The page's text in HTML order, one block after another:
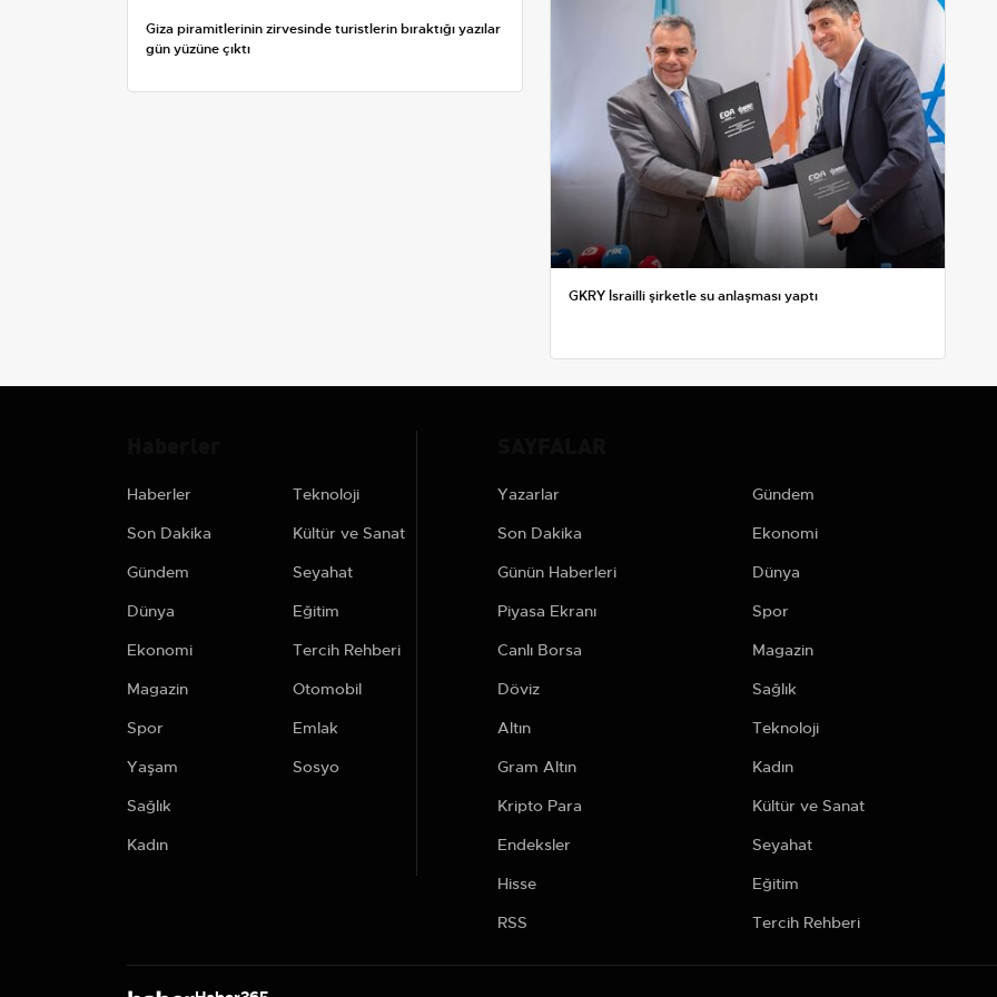
Giza piramitlerinin zirvesinde turistlerin bıraktığı yazılar
gün yüzüne çıktı
GKRY İsrailli şirketle su anlaşması yaptı
Haberler
Son Dakika
Gündem
Dünya
Ekonomi
Magazin
Spor
Yaşam
Sağlık
Kadın
Teknoloji
Kültür ve Sanat
Seyahat
Eğitim
Tercih Rehberi
Otomobil
Emlak
Sosyo
Yazarlar
Son Dakika
Günün Haberleri
Piyasa Ekranı
Canlı Borsa
Döviz
Altın
Gram Altın
Kripto Para
Endeksler
Hisse
RSS
Gündem
Ekonomi
Dünya
Spor
Magazin
Sağlık
Teknoloji
Kadın
Kültür ve Sanat
Seyahat
Eğitim
Tercih Rehberi